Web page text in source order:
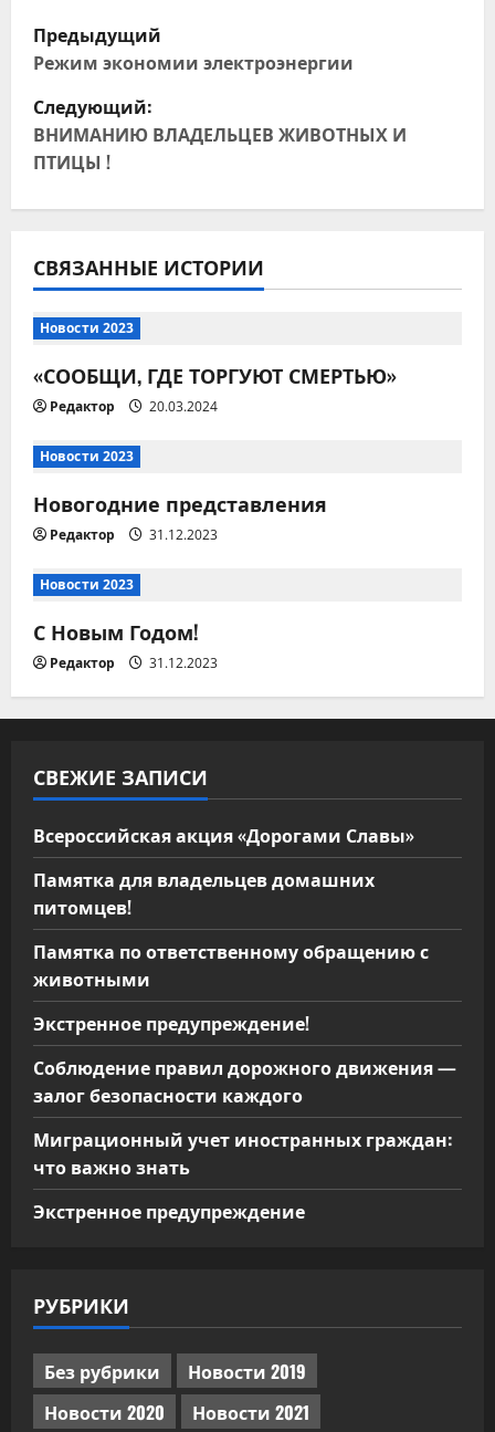
Н
а
в
и
г
а
ц
и
я
п
о
з
а
п
и
с
я
м
Предыдущий
Режим экономии электроэнергии
Следующий:
ВНИМАНИЮ ВЛАДЕЛЬЦЕВ ЖИВОТНЫХ И
ПТИЦЫ !
СВЯЗАННЫЕ ИСТОРИИ
Новости 2023
«СООБЩИ, ГДЕ ТОРГУЮТ СМЕРТЬЮ»
Редактор 20.03.2024
Новости 2023
Новогодние представления
Редактор 31.12.2023
Новости 2023
С Новым Годом!
Редактор 31.12.2023
СВЕЖИЕ ЗАПИСИ
Всероссийская акция «Дорогами Славы»
Памятка для владельцев домашних
питомцев!
Памятка по ответственному обращению с
животными
Экстренное предупреждение!
Соблюдение правил дорожного движения —
залог безопасности каждого
Миграционный учет иностранных граждан:
что важно знать
Экстренное предупреждение
РУБРИКИ
Без рубрики
Новости 2019
Новости 2020
Новости 2021